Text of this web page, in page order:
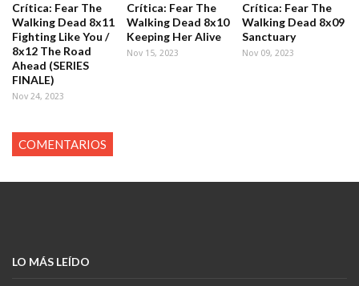
Crítica: Fear The
Walking Dead 8x11
Fighting Like You /
8x12 The Road
Ahead (SERIES
FINALE)
Nov 24, 2023
Crítica: Fear The
Walking Dead 8x10
Keeping Her Alive
Nov 15, 2023
Crítica: Fear The
Walking Dead 8x09
Sanctuary
Nov 09, 2023
COMENTARIOS
LO MÁS LEÍDO